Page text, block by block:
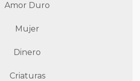
Amor Duro
Mujer
Dinero
Criaturas